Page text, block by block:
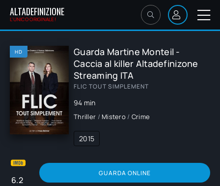
ALTADEFINIZIONE
L'UNICO ORIGINALE!
HD
Guarda Martine Monteil -
Caccia al killer Altadefinizone
Streaming ITA
FLIC TOUT SIMPLEMENT
94 min
Thriller / Mistero / Crime
2015
6.2
GUARDA ONLINE